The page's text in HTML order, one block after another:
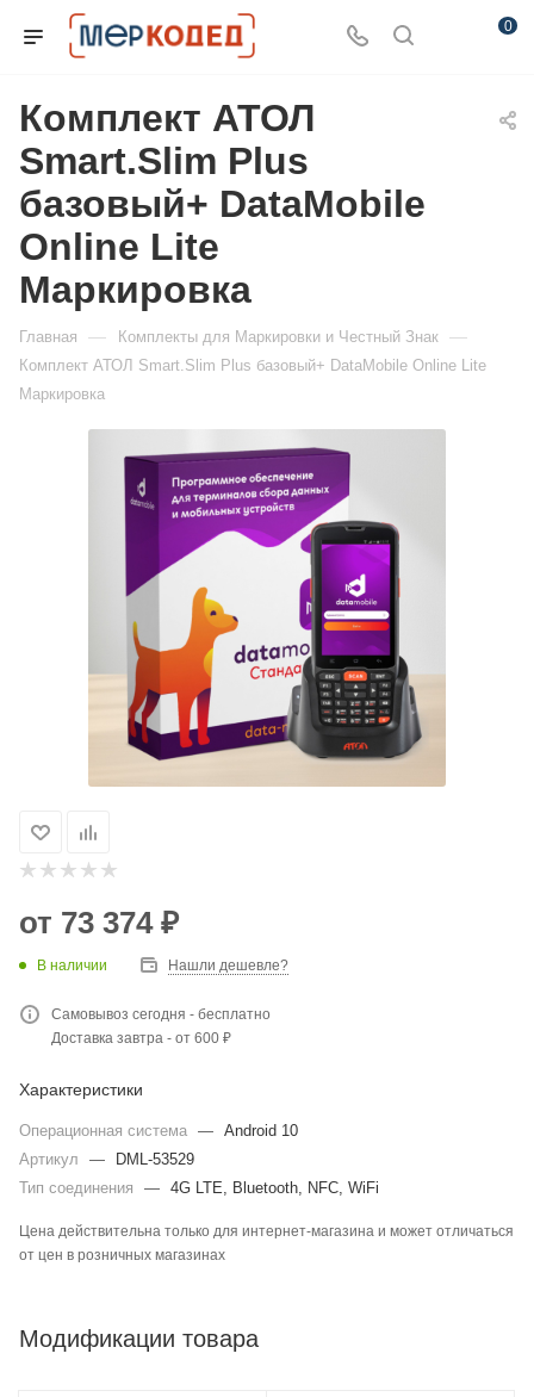
0
Комплект АТОЛ
Smart.Slim Plus
базовый+ DataMobile
Online Lite
Маркировка
Главная — Комплекты для Маркировки и Честный Знак —
Комплект АТОЛ Smart.Slim Plus базовый+ DataMobile Online Lite
Маркировка
от 73 374 ₽
В наличии Нашли дешевле?
Самовывоз сегодня - бесплатно
Доставка завтра - от 600 ₽
Характеристики
Операционная система — Android 10
Артикул
—
DML-53529
Тип соединения
— 4G LTE, Bluetooth, NFС, WiFi
Цена действительна только для интернет-магазина и может отличаться
от цен в розничных магазинах
Модификации товара